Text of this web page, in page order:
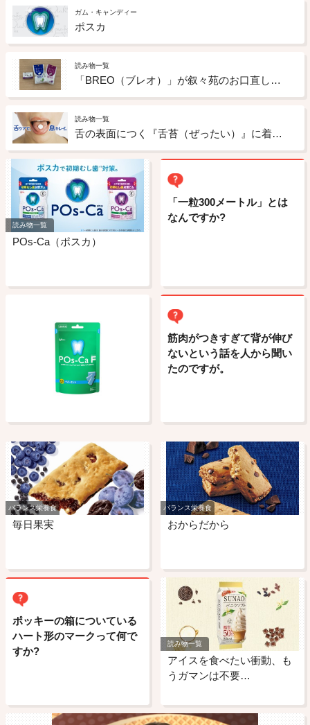
ガム・キャンディー
ポスカ
読み物一覧
「BREO（ブレオ）」が叙々苑のお口直しサービスに
読み物一覧
舌の表面につく『舌苔（ぜったい）』に着目！
読み物一覧
POs-Ca（ポスカ）
「一粒300メートル」とは
なんですか?
筋肉がつきすぎて背が伸び
ないという話を人から聞い
たのですが。
バランス栄養食
毎日果実
バランス栄養食
おからだから
ポッキーの箱についている
ハート形のマークって何で
すか?
読み物一覧
アイスを食べたい衝動、も
うガマンは不要…